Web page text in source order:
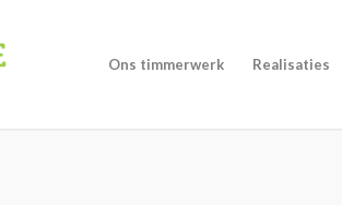
Ons timmerwerk Realisaties